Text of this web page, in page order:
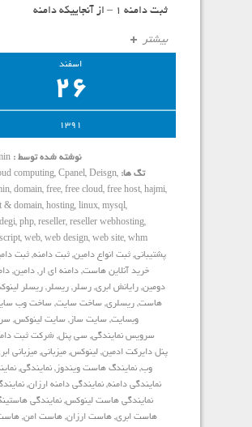
ثبت دامنه 1 – از آنجاییکه دامنه
بیشتر
اسفند
26
1391
نوشته شده توسط :
تگ ها:
computing, Cpanel, Deisgn,
, domain, free, free cloud, free host, hajmi,
& domain, hosting, linux, mysql,
, php, reseller, reseller webhosting,
script, web, web design, web site, whm
پشتیبانی, ثبت انواع دامین, ثبت دامنه, ثبت
خرید آنلاین هاست, دامنه ای ار , دامین,
دومین, رایانش ابری, رسلر , ریسلر , ریسلر
هاست, ریسلری, ساخت سایت, ساخت وب
وبسایت, سایت ساز , سایت لینوکس,
سرویس نمایندگی, سی پنل, شرکت ثبت
پنل دایرکت ادمین, لینوکس, میزبانی, میزبانی
وب, نمایندگ هاست ویندوز , نمایندگی,
نمایندگی دامنه, نمایندگی دامنه ارزان,
نمایندگی هاست لینوکس, نمایندگی
هاست ابری, هاست ارزان, هاست امن,